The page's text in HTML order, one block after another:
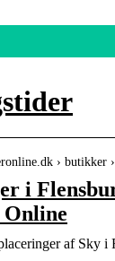
› butikker
i
af Sky i